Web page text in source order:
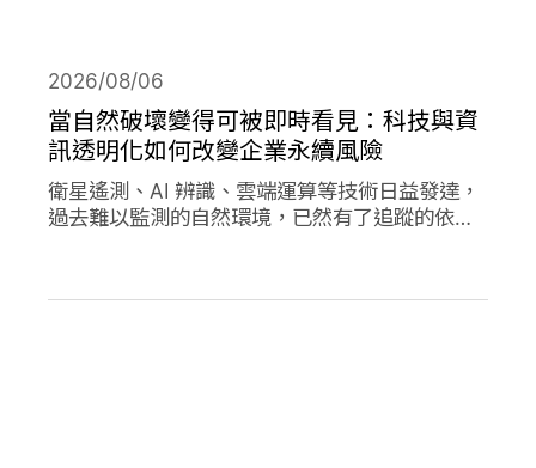
當自然破壞變得可被即時看見：科技與資
訊透明化如何改變企業永續風險
2026/08/06
衛星遙測、AI 辨識、雲端運算等技術日益發達，
過去難以監測的自然環境，已然有了追蹤的依